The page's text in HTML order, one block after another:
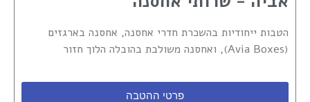
הטבות ייחודיות בהשכרת חדרי אחסנה, אחסנה בארגזים
(Avia Boxes), ואחסנה משולבת בהובלה הלוך חזור
פרטי ההטבה